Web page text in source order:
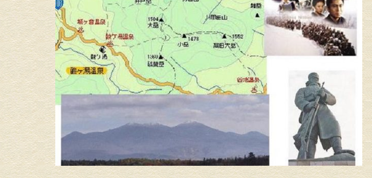
介護リフォーム・バリアフリ
ーリフォーム